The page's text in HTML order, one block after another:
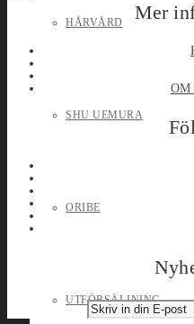
HÅRVÅRD
SHU UEMURA
ORIBE
UTFÖRSÄLJNING
Mer
OM